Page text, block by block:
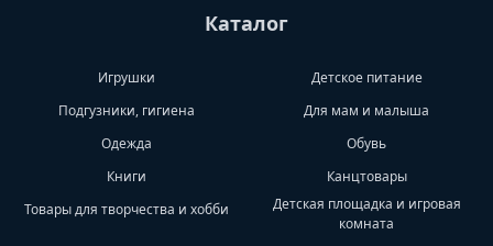
Каталог
Игрушки
Детское питание
Подгузники, гигиена
Для мам и малыша
Одежда
Обувь
Книги
Канцтовары
Товары для творчества и хобби
Детская площадка и игровая
комната